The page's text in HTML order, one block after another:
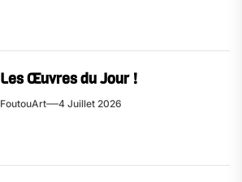
Les Œuvres du Jour !
FoutouArt 4 Juillet 2026